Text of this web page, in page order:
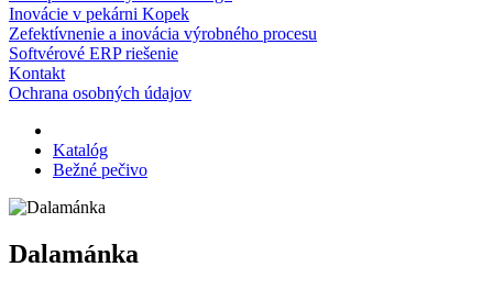
Inovácie v pekárni Kopek
Zefektívnenie a inovácia výrobného procesu
Softvérové ERP riešenie
Kontakt
Ochrana osobných údajov
Katalóg
Bežné pečivo
Dalamánka